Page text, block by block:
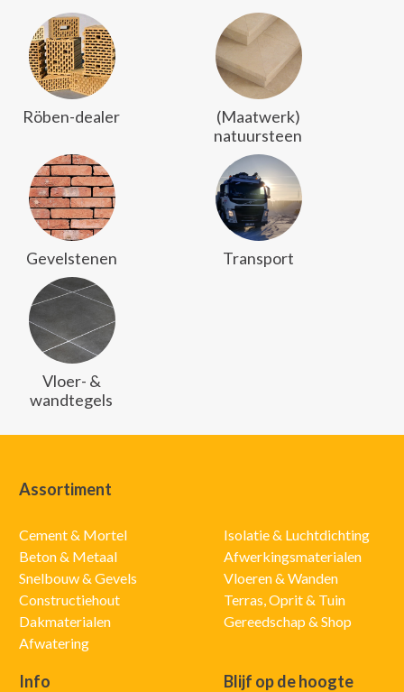
Röben-dealer
(Maatwerk)
natuursteen
Gevelstenen Transport
Vloer- &
wandtegels
Assortiment
Cement & Mortel
Beton & Metaal
Snelbouw & Gevels
Constructiehout
Dakmaterialen
Afwatering
Isolatie & Luchtdichting
Afwerkingsmaterialen
Vloeren & Wanden
Terras, Oprit & Tuin
Gereedschap & Shop
Info Blijf op de hoogte